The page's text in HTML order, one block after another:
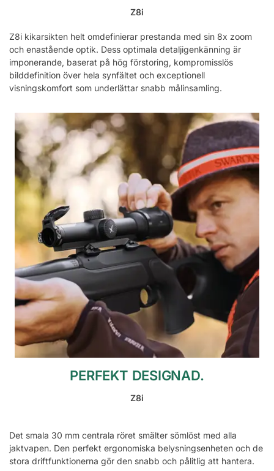
Z8i
Z8i kikarsikten helt omdefinierar prestanda med sin 8x zoom
och enastående optik. Dess optimala detaljigenkänning är
imponerande, baserat på hög förstoring, kompromisslös
bilddefinition över hela synfältet och exceptionell
visningskomfort som underlättar snabb målinsamling.
PERFEKT DESIGNAD.
Z8i
Det smala 30 mm centrala röret smälter sömlöst med alla
jaktvapen. Den perfekt ergonomiska belysningsenheten och de
stora driftfunktionerna gör den snabb och pålitlig att hantera.